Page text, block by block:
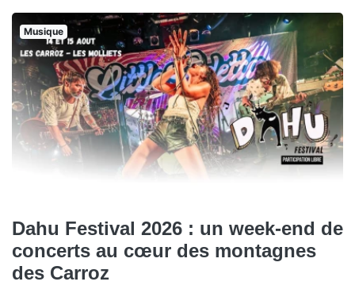
Musique
Dahu Festival 2026 : un week-end de
concerts au cœur des montagnes
des Carroz